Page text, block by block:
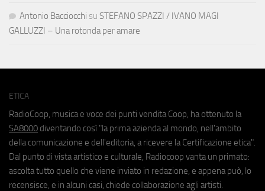
Antonio Bacciocchi su STEFANO SPAZZI / IVANO MAGI
GALLUZZI – Una rotonda per amare
ETICA
RadioCoop, musica e voce dei punti vendita Coop, ha ottenuto la
SA8000 diventando così "la prima azienda al mondo, nell'ambito
della comunicazione e dell'editoria, a ricevere la Certificazione etica".
Dal punto di vista artistico e culturale, Radiocoop vanta un primato:
ascolta tutto quello che viene inviato in redazione, e appena può, lo
recensisce, e in alcuni casi, chiede collaborazione agli artisti.